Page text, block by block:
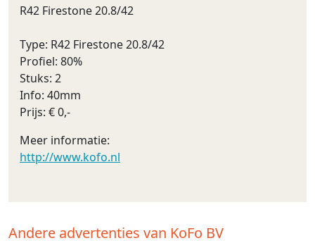
R42 Firestone 20.8/42
Type: R42 Firestone 20.8/42
Profiel: 80%
Stuks: 2
Info: 40mm
Prijs: € 0,-
Meer informatie:
http://www.kofo.nl
Andere advertenties van KoFo BV